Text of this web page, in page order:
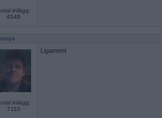
inlägg:
4549
inlägg:
7110
Ligament